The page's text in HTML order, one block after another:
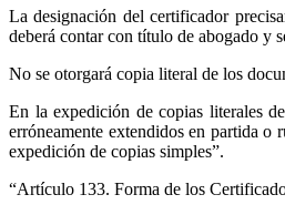
La designación del certificador
deberá contar con título de abogado y
No se otorgará copia literal de los
En la expedición de copias literales
erróneamente extendidos en partida o
expedición de copias simples”.
“Artículo 133. Forma de los